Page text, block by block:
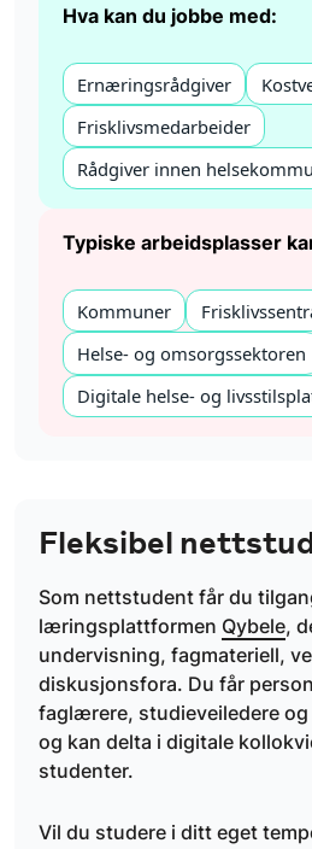
Hva kan du jobbe med:
Ernæringsrådgiver
Frisklivsmedarbeider
Rådgiver innen
Typiske arbeidsplasser
Kommuner
Helse- og omsorgssektoren
Digitale helse- og
Fleksibel
Som nettstudent får du
læringsplattformen Qybele,
undervisning, fagmateriell,
diskusjonsfora. Du får
faglærere, studieveiledere og
og kan delta i digitale
studenter.
Vil du studere i ditt eget